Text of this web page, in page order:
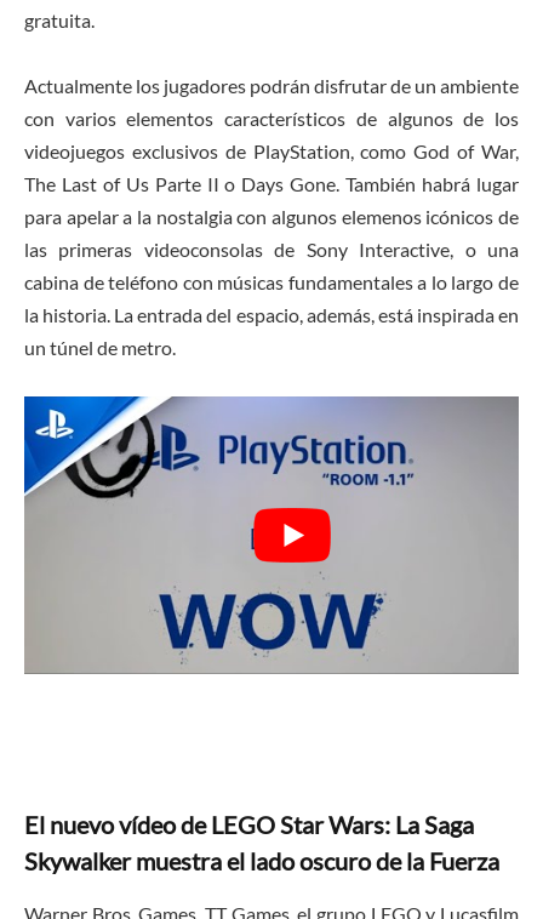
gratuita.
Actualmente los jugadores podrán disfrutar de un ambiente
con varios elementos característicos de algunos de los
videojuegos exclusivos de PlayStation, como God of War,
The Last of Us Parte II o Days Gone. También habrá lugar
para apelar a la nostalgia con algunos elemenos icónicos de
las primeras videoconsolas de Sony Interactive, o una
cabina de teléfono con músicas fundamentales a lo largo de
la historia. La entrada del espacio, además, está inspirada en
un túnel de metro.
El nuevo vídeo de LEGO Star Wars: La Saga
Skywalker muestra el lado oscuro de la Fuerza
Warner Bros. Games, TT Games, el grupo LEGO y Lucasfilm